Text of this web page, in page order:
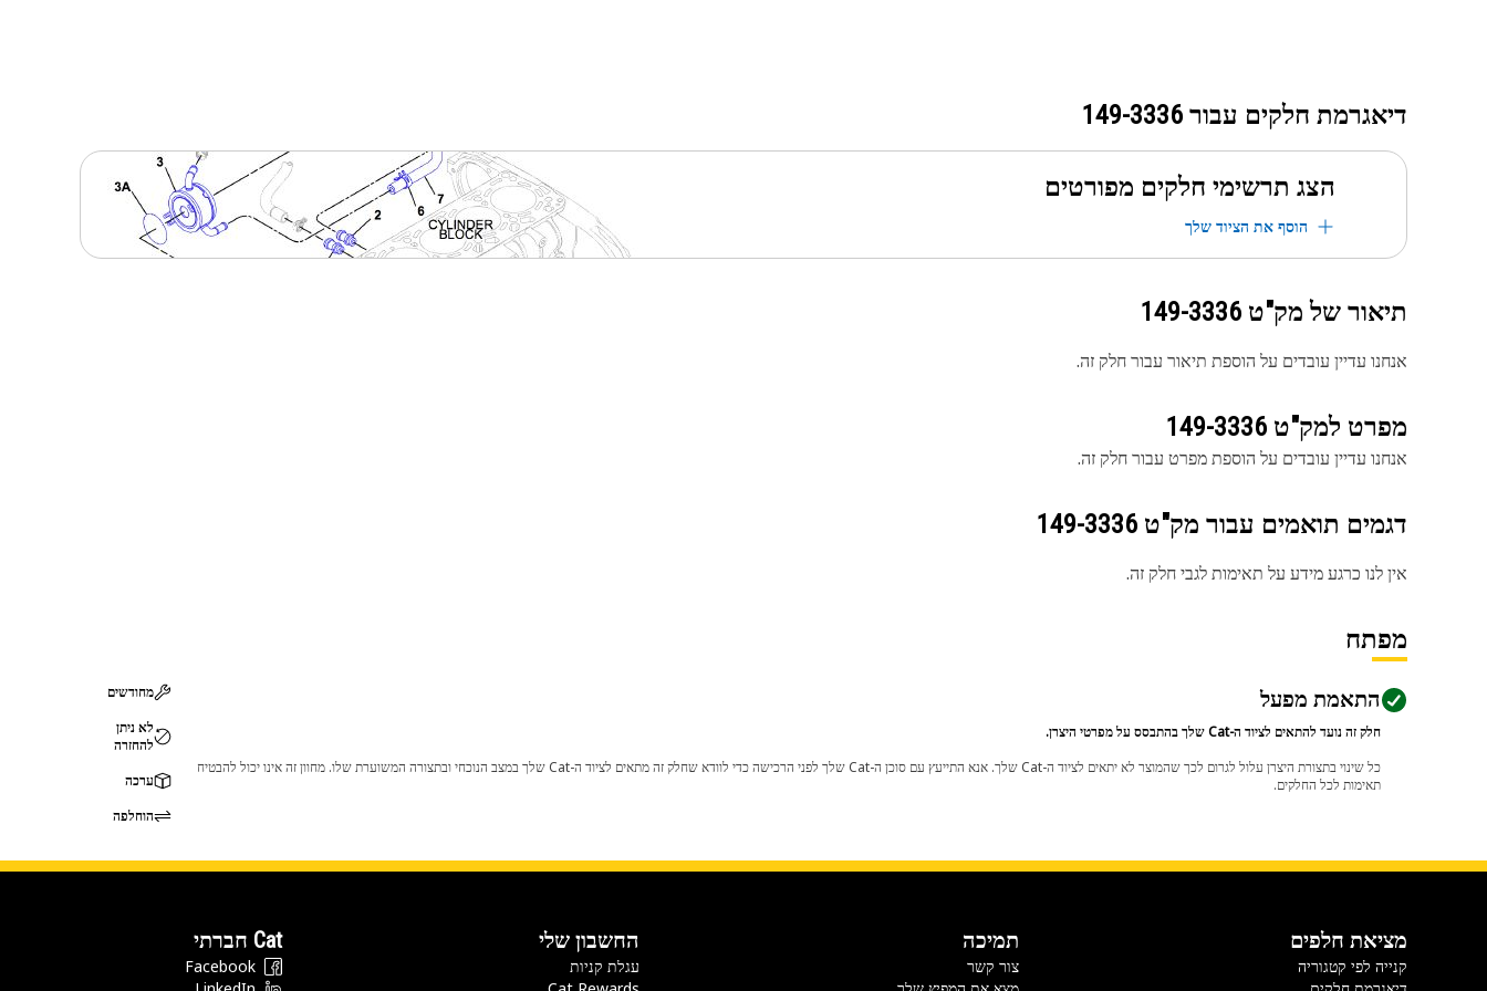
דיאגרמת חלקים עבור 149-3336
הצג תרשימי חלקים מפורטים
הוסף את הציוד שלך
תיאור של מק"ט 149-3336
אנחנו עדיין עובדים על הוספת תיאור עבור חלק זה.
מפרט למק"ט 149-3336
אנחנו עדיין עובדים על הוספת מפרט עבור חלק זה.
דגמים תואמים עבור מק"ט 149-3336
אין לנו כרגע מידע על תאימות לגבי חלק זה.
מפתח
התאמת מפעל
חלק זה נועד להתאים לציוד ה-Cat שלך בהתבסס על מפרטי היצרן.
כל שינוי בתצורת היצרן עלול לגרום לכך שהמוצר לא יתאים לציוד ה-Cat שלך. אנא התייעץ עם סוכן ה-Cat שלך לפני הרכישה כדי לוודא שחלק זה מתאים לציוד ה-Cat שלך במצב הנוכחי ובתצורה המשוערת שלו. מחוון זה אינו יכול להבטיח
תאימות לכל החלקים.
מחודשים
לא ניתן
להחזרה
ערכה
הוחלפה
מציאת חלפים
קנייה לפי קטגוריה
תמיכה
צור קשר
החשבון שלי
עגלת קניות
Cat חברתי
Facebook